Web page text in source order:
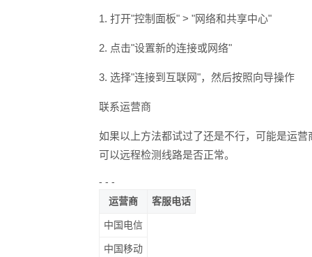
1. 打开"控制面板" > "网络和共享中心"
2. 点击"设置新的连接或网络"
3. 选择"连接到互联网"，然后按照向导操作
联系运营商
如果以上方法都试过了还是不行，可能是运
可以远程检测线路是否正常。
- - -
运营商
客服电话
中国电信
中国移动